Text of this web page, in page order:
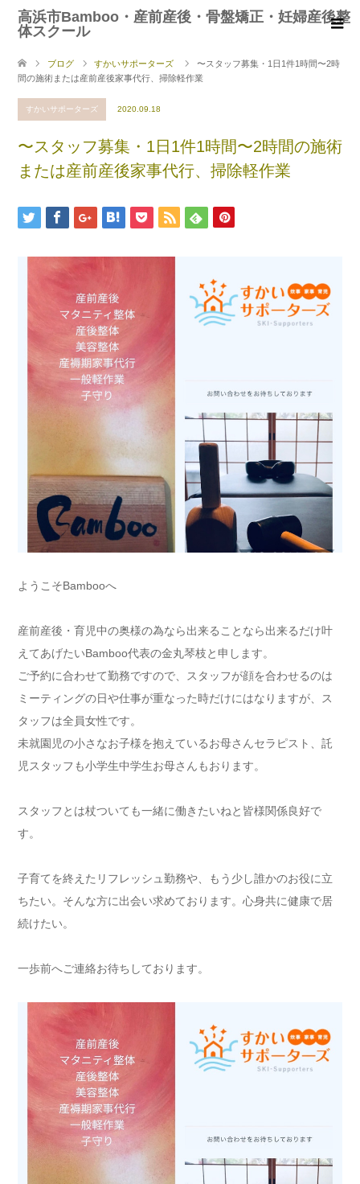
高浜市Bamboo・産前産後・骨盤矯正・妊婦産後整
体スクール
ブログ すかいサポーターズ
〜スタッフ募集・1日1件1時間〜2時
間の施術または産前産後家事代行、掃除軽作業
すかいサポーターズ 2020.09.18
〜スタッフ募集・1日1件1時間〜2時間の施術
または産前産後家事代行、掃除軽作業
ようこそBambooへ
産前産後・育児中の奥様の為なら出来ることなら出来るだけ叶
えてあげたいBamboo代表の金丸琴枝と申します。
ご予約に合わせて勤務ですので、スタッフが顔を合わせるのは
ミーティングの日や仕事が重なった時だけにはなりますが、ス
タッフは全員女性です。
未就園児の小さなお子様を抱えているお母さんセラピスト、託
児スタッフも小学生中学生お母さんもおります。
スタッフとは杖ついても一緒に働きたいねと皆様関係良好で
す。
子育てを終えたリフレッシュ勤務や、もう少し誰かのお役に立
ちたい。そんな方に出会い求めております。心身共に健康で居
続けたい。
一歩前へご連絡お待ちしております。